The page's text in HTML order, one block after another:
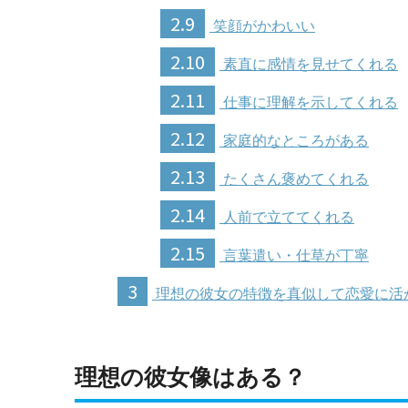
2.9 笑顔がかわいい
2.10 素直に感情を見せてくれる
2.11 仕事に理解を示してくれる
2.12 家庭的なところがある
2.13 たくさん褒めてくれる
2.14 人前で立ててくれる
2.15 言葉遣い・仕草が丁寧
3 理想の彼女の特徴を真似して恋愛に活
理想の彼女像はある？